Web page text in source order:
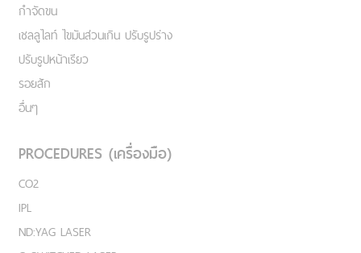
กำจัดขน
เชลลูไลท์ ไขมันส่วนเกิน ปรับรูปร่าง
ปรับรูปหน้าเรียว
รอยสัก
อื่นๆ
PROCEDURES (เครื่องมือ)
CO2
IPL
ND:YAG LASER